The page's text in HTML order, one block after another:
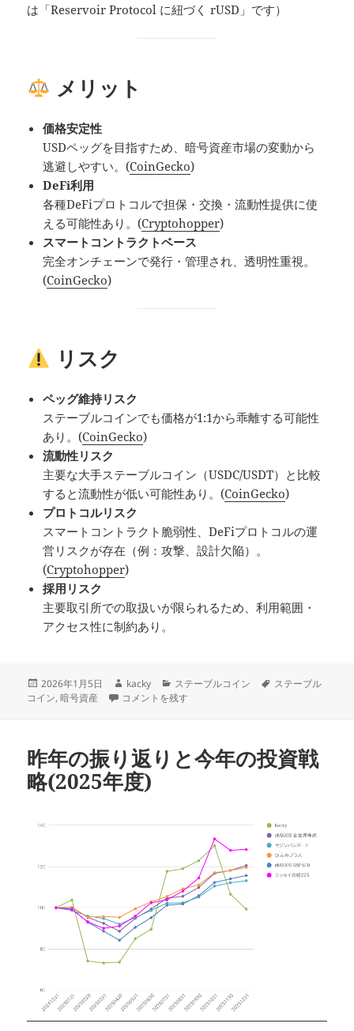
は「Reservoir Protocol に紐づく rUSD」です）
メリット
価格安定性
USDペッグを目指すため、暗号資産市場の変動から
逃避しやすい。(CoinGecko)
DeFi利用
各種DeFiプロトコルで担保・交換・流動性提供に使
える可能性あり。(Cryptohopper)
スマートコントラクトベース
完全オンチェーンで発行・管理され、透明性重視。
(CoinGecko)
リスク
ペッグ維持リスク
ステーブルコインでも価格が1:1から乖離する可能性
あり。(CoinGecko)
流動性リスク
主要な大手ステーブルコイン（USDC/USDT）と比較
すると流動性が低い可能性あり。(CoinGecko)
プロトコルリスク
スマートコントラクト脆弱性、DeFiプロトコルの運
営リスクが存在（例：攻撃、設計欠陥）。
(Cryptohopper)
採用リスク
主要取引所での取扱いが限られるため、利用範囲・
アクセス性に制約あり。
投
稿
2026年1月5日
作
成
kacky
カ
テ
ステーブルコイン
タ
ステーブル
コイン,暗号資産 ステーブルコインまとめ(15) rUSD に
コメントを残す
昨年の振り返りと今年の投資戦
略(2025年度)